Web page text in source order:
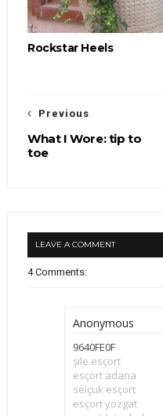
Rockstar Heels
Previous
What I Wore: tip to
toe
LEAVE A COMMENT
4 Comments:
Anonymous
9640FE0F
şile esçort
esçort adana
selçuk esçort
esçort yozgat